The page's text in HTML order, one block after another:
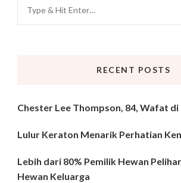
for
RECENT POSTS
Chester Lee Thompson, 84, Wafat
Lulur Keraton Menarik Perhatian
Lebih dari 80% Pemilik Hewan
Hewan Keluarga